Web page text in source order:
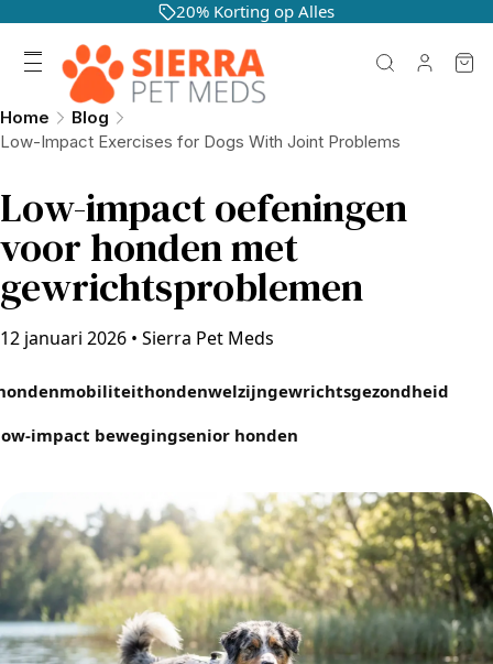
20% Korting op Alles
Home
Blog
Low-Impact Exercises for Dogs With Joint Problems
Low-impact oefeningen
voor honden met
gewrichtsproblemen
12 januari 2026 • Sierra Pet Meds
hondenwelzijngewrichtsgezondheid
impact bewegingsenior honden